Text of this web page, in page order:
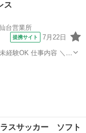
ス
台営業所
提携サイト 7月22日
内容 ＼半
スサッカー ソフト